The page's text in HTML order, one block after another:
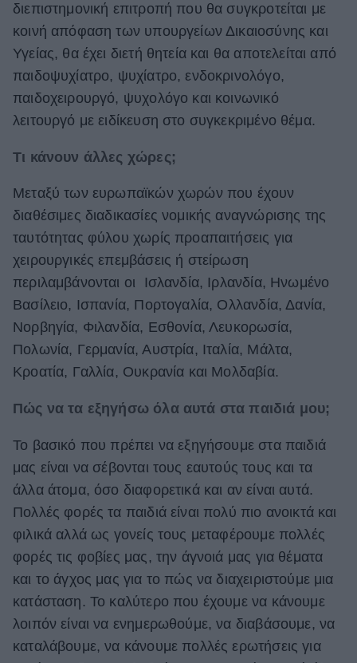
διεπιστημονική επιτροπή που θα συγκροτείται με
κοινή απόφαση των υπουργείων Δικαιοσύνης και
Υγείας, θα έχει διετή θητεία και θα αποτελείται από
παιδοψυχίατρο, ψυχίατρο, ενδοκρινολόγο,
παιδοχειρουργό, ψυχολόγο και κοινωνικό
λειτουργό με ειδίκευση στο συγκεκριμένο θέμα.
Τι κάνουν άλλες χώρες;
Μεταξύ των ευρωπαϊκών χωρών που έχουν
διαθέσιμες διαδικασίες νομικής αναγνώρισης της
ταυτότητας φύλου χωρίς προαπαιτήσεις για
χειρουργικές επεμβάσεις ή στείρωση
περιλαμβάνονται οι Ισλανδία, Ιρλανδία, Ηνωμένο
Βασίλειο, Ισπανία, Πορτογαλία, Ολλανδία, Δανία,
Νορβηγία, Φιλανδία, Εσθονία, Λευκορωσία,
Πολωνία, Γερμανία, Αυστρία, Ιταλία, Μάλτα,
Κροατία, Γαλλία, Ουκρανία και Μολδαβία.
Πώς να τα εξηγήσω όλα αυτά στα παιδιά μου;
Το βασικό που πρέπει να εξηγήσουμε στα παιδιά
μας είναι να σέβονται τους εαυτούς τους και τα
άλλα άτομα, όσο διαφορετικά και αν είναι αυτά.
Πολλές φορές τα παιδιά είναι πολύ πιο ανοικτά και
φιλικά αλλά ως γονείς τους μεταφέρουμε πολλές
φορές τις φοβίες μας, την άγνοιά μας για θέματα
και το άγχος μας για το πώς να διαχειριστούμε μια
κατάσταση. Το καλύτερο που έχουμε να κάνουμε
λοιπόν είναι να ενημερωθούμε, να διαβάσουμε, να
καταλάβουμε, να κάνουμε πολλές ερωτήσεις για